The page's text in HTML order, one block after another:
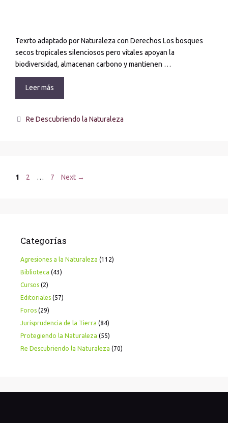
Texrto adaptado por Naturaleza con Derechos Los bosques
secos tropicales silenciosos pero vitales apoyan la
biodiversidad, almacenan carbono y mantienen …
Leer más
Re Descubriendo la Naturaleza
1 2 … 7 Next →
Categorías
Agresiones a la Naturaleza (112)
Biblioteca (43)
Cursos (2)
Editoriales (57)
Foros (29)
Jurisprudencia de la Tierra (84)
Protegiendo la Naturaleza (55)
Re Descubriendo la Naturaleza (70)